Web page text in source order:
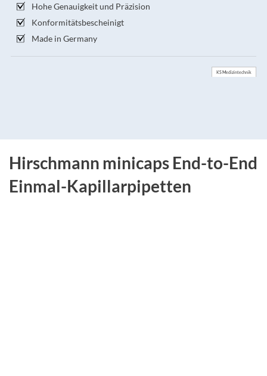
Hohe Genauigkeit und Präzision
Konformitätsbescheinigt
Made in Germany
KS Medizintechnik
Hirschmann minicaps End-to-End
Einmal-Kapillarpipetten